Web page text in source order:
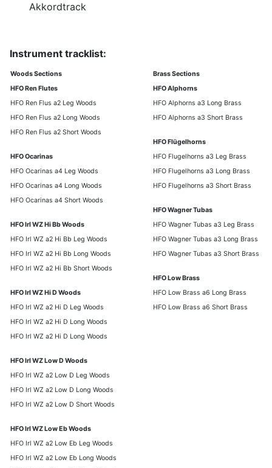
Akkordtrack
Instrument tracklist:
Woods Sections
HFO Ren Flutes
HFO Ren Flus a2 Leg Woods
HFO Ren Flus a2 Long Woods
HFO Ren Flus a2 Short Woods
HFO Ocarinas
HFO Ocarinas a4 Leg Woods
HFO Ocarinas a4 Long Woods
HFO Ocarinas a4 Short Woods
HFO Irl WZ Hi Bb Woods
HFO Irl WZ a2 Hi Bb Leg Woods
HFO Irl WZ a2 Hi Bb Long Woods
HFO Irl WZ a2 Hi Bb Short Woods
HFO Irl WZ Hi D Woods
HFO Irl WZ a2 Hi D Leg Woods
HFO Irl WZ a2 Hi D Long Woods
HFO Irl WZ a2 Hi D Long Woods
HFO Irl WZ Low D Woods
HFO Irl WZ a2 Low D Leg Woods
HFO Irl WZ a2 Low D Long Woods
HFO Irl WZ a2 Low D Short Woods
HFO Irl WZ Low Eb Woods
HFO Irl WZ a2 Low Eb Leg Woods
HFO Irl WZ a2 Low Eb Long Woods
Brass Sections
HFO Alphorns
HFO Alphorns a3 Long Brass
HFO Alphorns a3 Short Brass
HFO Flügelhorns
HFO Flugelhorns a3 Leg Brass
HFO Flugelhorns a3 Long Brass
HFO Flugelhorns a3 Short Brass
HFO Wagner Tubas
HFO Wagner Tubas a3 Leg Brass
HFO Wagner Tubas a3 Long Brass
HFO Wagner Tubas a3 Short Brass
HFO Low Brass
HFO Low Brass a6 Long Brass
HFO Low Brass a6 Short Brass